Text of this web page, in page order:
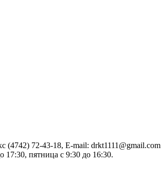
(4742) 72-43-18, E-mail: drkt1111@gmail.com
17:30, пятница с 9:30 до 16:30.